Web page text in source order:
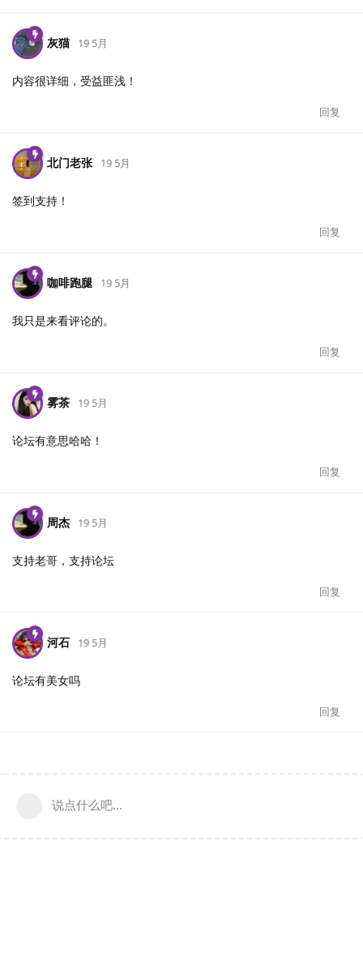
灰猫 19 5月
内容很详细，受益匪浅！
回复
北门老张 19 5月
签到支持！
回复
咖啡跑腿 19 5月
我只是来看评论的。
回复
雾茶 19 5月
论坛有意思哈哈！
回复
周杰 19 5月
支持老哥，支持论坛
回复
河石 19 5月
论坛有美女吗
回复
说点什么吧...